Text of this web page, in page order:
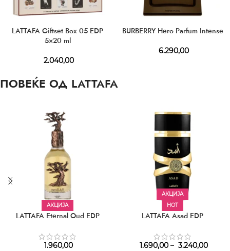
LATTAFA Giftset Box 05 EDP
5×20 ml
2.040,00
BURBERRY Hero Parfum Intense
6.290,00
ПОВЕЌЕ ОД LATTAFA
АКЦИЈА
LATTAFA Eternal Oud EDP
1.960,00
АКЦИЈА
HOT
LATTAFA Asad EDP
1.690,00 – 3.240,00